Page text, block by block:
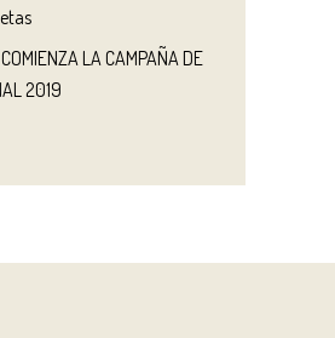
LA CAMPAÑA DE
2019